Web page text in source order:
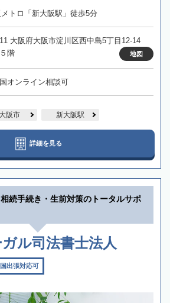
トロ「新大阪駅」徒歩5分
大阪府大阪市淀川区西中島5丁目12-14
階
地図
オンライン相談可
大阪市 新大阪駅
詳細を見る
相続手続き・生前対策のトータルサポ
ル司法書士法人
出張対応可